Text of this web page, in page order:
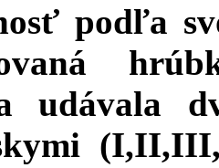
podľa
udávala